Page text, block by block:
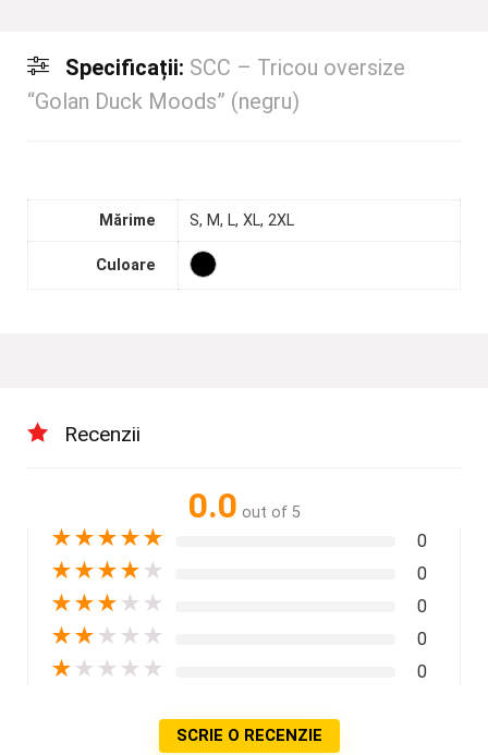
Specificații: SCC – Tricou oversize
“Golan Duck Moods” (negru)
Mărime S, M, L, XL, 2XL
Culoare
Recenzii
0.0 out of 5
★★★★★ 0
★★★★ ★ 0
★★★ ★ ★ 0
★★ ★ ★ ★ 0
★ ★ ★ ★ ★ 0
SCRIE O RECENZIE